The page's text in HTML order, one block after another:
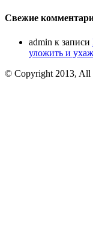
Свежие
admin к записи
уложить и
© Copyright 2013, All